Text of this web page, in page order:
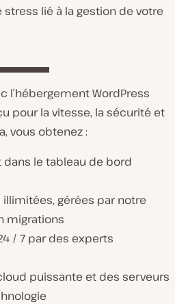
lié à la gestion de votre
l’hébergement WordPress
pour la vitesse, la sécurité et
vous obtenez :
dans le tableau de bord
gérées par notre
migrations
/ 7 par des experts
puissante et des serveurs